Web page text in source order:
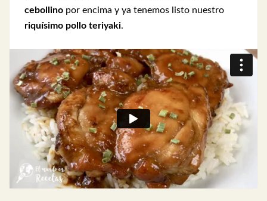
cebollino por encima y ya tenemos listo nuestro
riquísimo pollo teriyaki.